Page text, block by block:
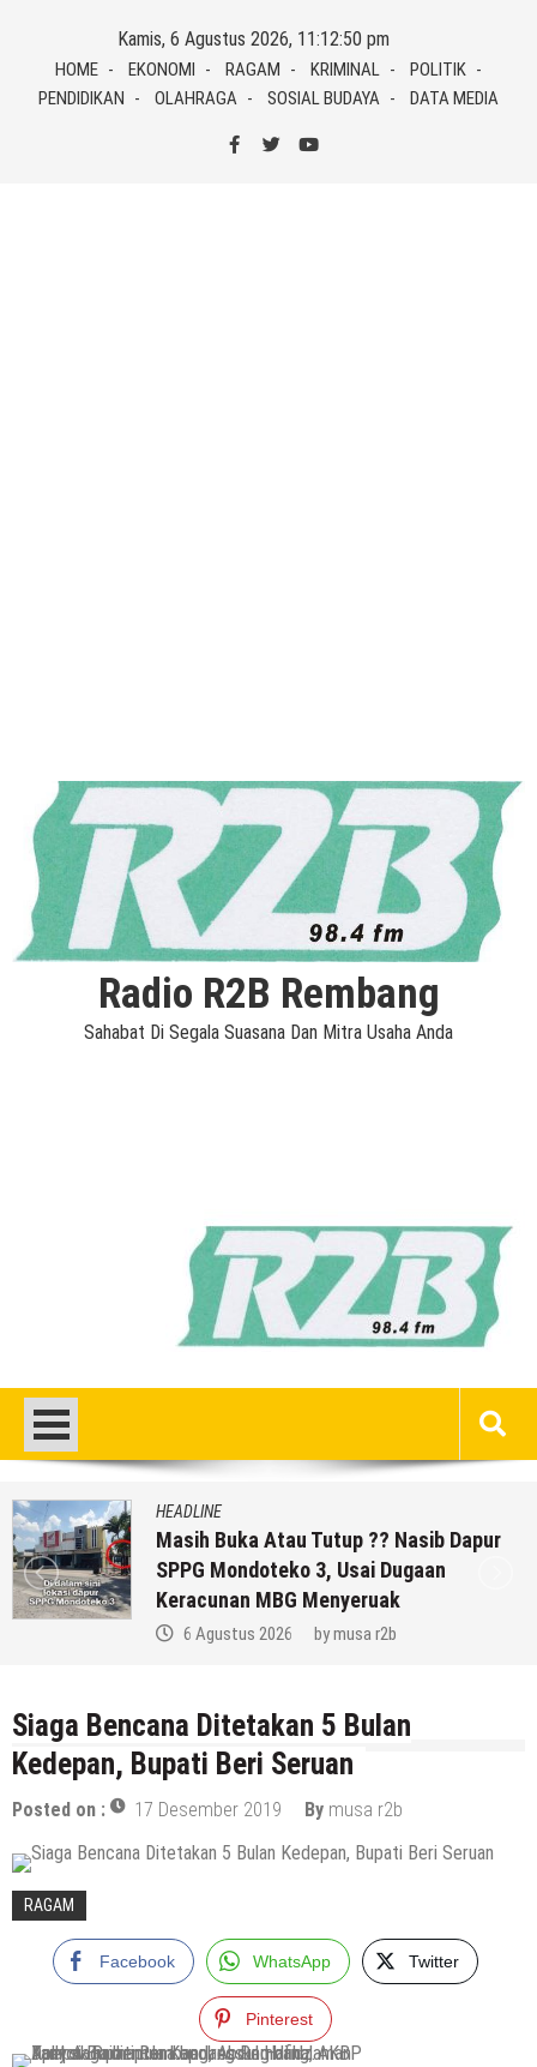
content
Kamis, 6 Agustus 2026, 11:12:50 pm
HOME EKONOMI RAGAM KRIMINAL
POLITIK
PENDIDIKAN
OLAHRAGA SOSIAL BUDAYA DATA MEDIA
Radio R2B Rembang
Sahabat Di Segala Suasana Dan Mitra Usaha Anda
HEADLINE
Masih Buka Atau Tutup ?? Nasib Dapur
SPPG Mondoteko 3, Usai Dugaan
Keracunan MBG Menyeruak
6 Agustus 2026 bymusa r2b
Siaga Bencana Ditetakan 5 Bulan
Kedepan, Bupati Beri Seruan
Posted on : 17 Desember 2019 By musa r2b
RAGAM
Facebook WhatsApp Twitter
Pinterest